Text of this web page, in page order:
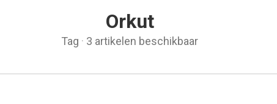
Orkut
Tag · 3 artikelen beschikbaar